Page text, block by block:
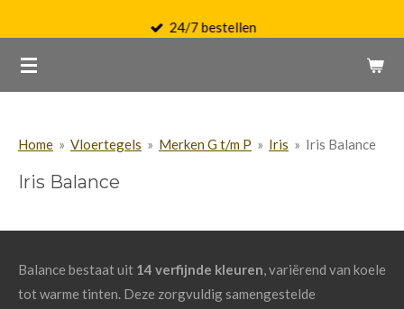
naar
de
24/7 bestellen
Home » Vloertegels » Merken G t/m P » Iris » Iris Balance
Iris Balance
Balance bestaat uit 14 verfijnde kleuren, variërend van koele
tot warme tinten. Deze zorgvuldig samengestelde